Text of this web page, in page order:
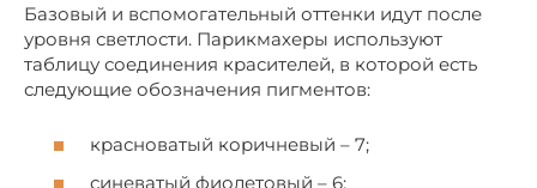
Базовый и вспомогательный оттенки идут после
уровня светлости. Парикмахеры используют
таблицу соединения красителей, в которой есть
следующие обозначения пигментов:
красноватый коричневый – 7;
синеватый фиолетовый – 6;